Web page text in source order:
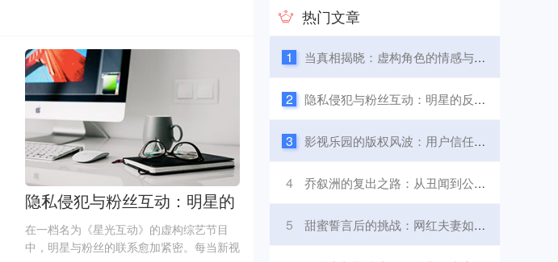
隐私侵犯与粉丝互动：明星的
反击之路
在一档名为《星光互动》的虚构综艺节目
中，明星与粉丝的联系愈加紧密。每当新视
热门文章
1 当真相揭晓：虚构角色的情感与舆论之战
2 隐私侵犯与粉丝互动：明星的反击之路
3 影视乐园的版权风波：用户信任的考验
4 乔叙洲的复出之路：从丑闻到公益的蜕变
5 甜蜜誓言后的挑战：网红夫妻如何应对压力